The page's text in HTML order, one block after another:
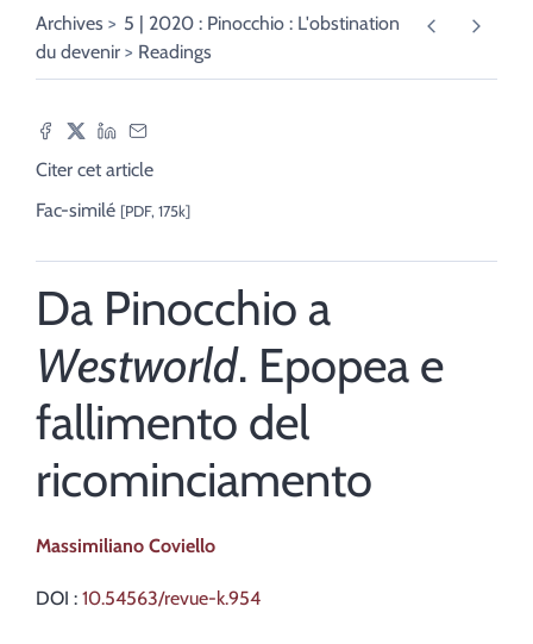
Archives
5 | 2020 : Pinocchio : L'obstination
du devenir
Readings
Citer cet article
Fac-similé [PDF, 175k]
Da Pinocchio a
Westworld. Epopea e
fallimento del
ricominciamento
Massimiliano Coviello
DOI : 10.54563/revue-k.954